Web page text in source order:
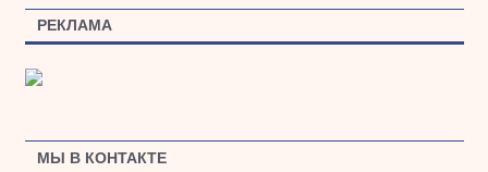
РЕКЛАМА
МЫ В КОНТАКТЕ